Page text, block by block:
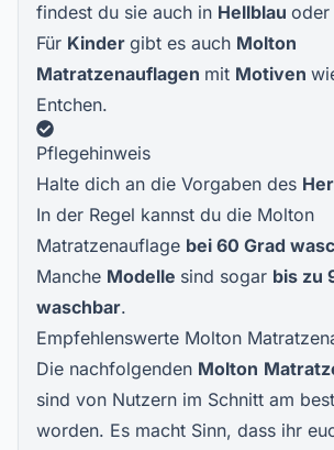
findest du sie auch in Hellblau oder
Für Kinder gibt es auch Molton
Matratzenauflagen mit Motiven
Entchen.
Pflegehinweis
Halte dich an die Vorgaben des
In der Regel kannst du die Molton
Matratzenauflage bei 60 Grad
Manche Modelle sind sogar bis zu
waschbar.
Empfehlenswerte Molton
Die nachfolgenden Molton M
sind von Nutzern im Schnitt am
worden. Es macht Sinn, dass ihr